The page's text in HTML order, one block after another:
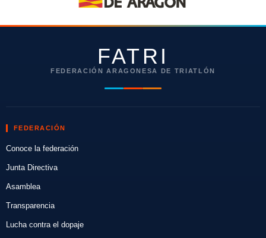
FATRI
FEDERACIÓN ARAGONESA DE TRIATLÓN
FEDERACIÓN
Conoce la federación
Junta Directiva
Asamblea
Transparencia
Lucha contra el dopaje